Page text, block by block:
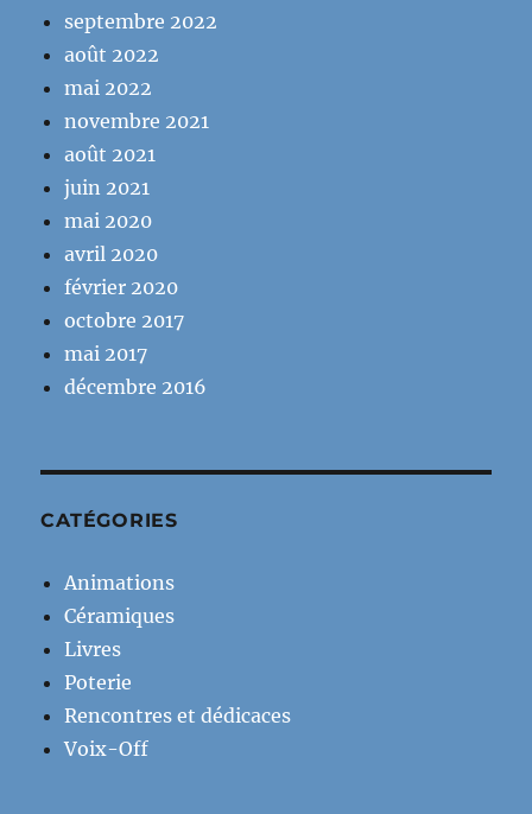
septembre 2022
août 2022
mai 2022
novembre 2021
août 2021
juin 2021
mai 2020
avril 2020
février 2020
octobre 2017
mai 2017
décembre 2016
CATÉGORIES
Animations
Céramiques
Livres
Poterie
Rencontres et dédicaces
Voix-Off